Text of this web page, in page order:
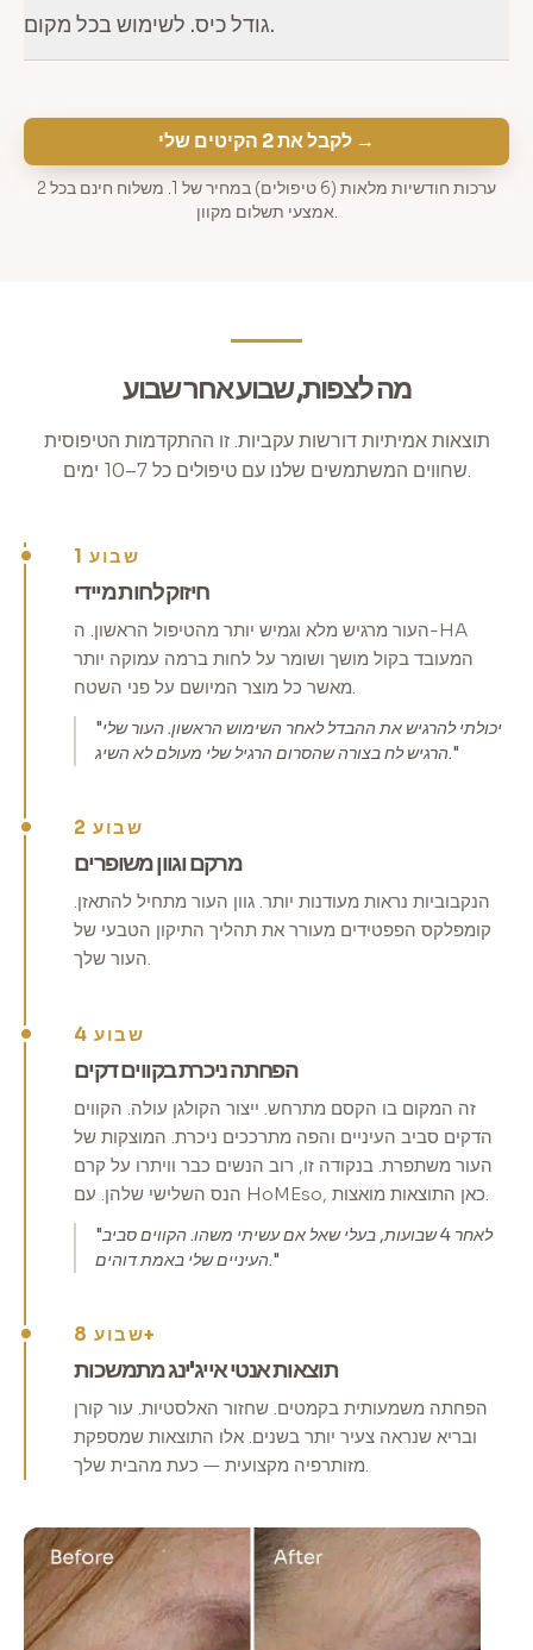
גודל כיס. לשימוש בכל מקום.
לקבל את 2 הקיטים שלי →
2 ערכות חודשיות מלאות (6 טיפולים) במחיר של 1. משלוח חינם בכל
אמצעי תשלום מקוון.
מה לצפות, שבוע אחר שבוע
תוצאות אמיתיות דורשות עקביות. זו ההתקדמות הטיפוסית
שחווים המשתמשים שלנו עם טיפולים כל 7–10 ימים.
שבוע 1
חיזוק לחות מיידי
העור מרגיש מלא וגמיש יותר מהטיפול הראשון. ה-HA
המעובד בקול מושך ושומר על לחות ברמה עמוקה יותר
מאשר כל מוצר המיושם על פני השטח.
"יכולתי להרגיש את ההבדל לאחר השימוש הראשון. העור שלי
הרגיש לח בצורה שהסרום הרגיל שלי מעולם לא השיג."
שבוע 2
מרקם וגוון משופרים
הנקבוביות נראות מעודנות יותר. גוון העור מתחיל להתאזן.
קומפלקס הפפטידים מעורר את תהליך התיקון הטבעי של
העור שלך.
שבוע 4
הפחתה ניכרת בקווים דקים
זה המקום בו הקסם מתרחש. ייצור הקולגן עולה. הקווים
הדקים סביב העיניים והפה מתרככים ניכרת. המוצקות של
העור משתפרת. בנקודה זו, רוב הנשים כבר וויתרו על קרם
הנס השלישי שלהן. עם HoMEso, כאן התוצאות מואצות.
"לאחר 4 שבועות, בעלי שאל אם עשיתי משהו. הקווים סביב
העיניים שלי באמת דוהים."
שבוע 8+
תוצאות אנטי אייג'ינג מתמשכות
הפחתה משמעותית בקמטים. שחזור האלסטיות. עור קורן
ובריא שנראה צעיר יותר בשנים. אלו התוצאות שמספקת
מזותרפיה מקצועית — כעת מהבית שלך.